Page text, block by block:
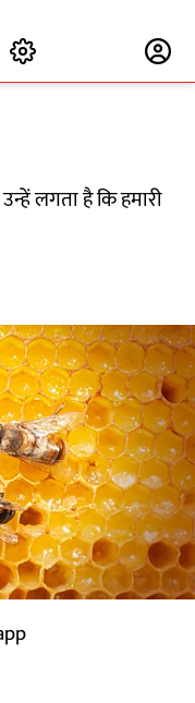
लगता है कि हमारी